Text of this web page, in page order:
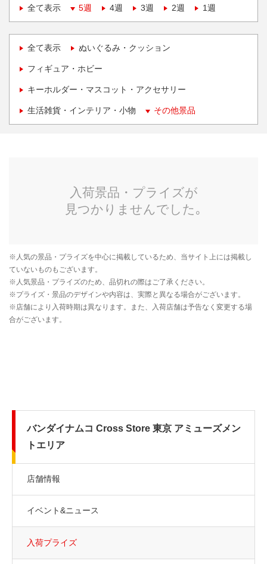
全て表示
5週 4週 3週 2週 1週
全て表示 ぬいぐるみ・クッション
フィギュア・ホビー
キーホルダー・マスコット・アクセサリー
生活雑貨・インテリア・小物 その他景品
バンダイナムコ Cross Store 東京 アミューズメン
トエリア
店舗情報
イベント&ニュース
入荷プライズ